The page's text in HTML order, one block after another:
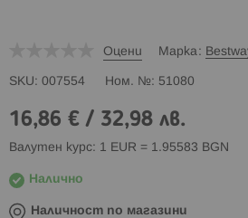
Оцени Марка
SKU 007554 Ном. № 51080
16,86 € / 32,98 лв.
Валутен курс: 1 EUR = 1.95583 BGN
Налично
Наличност по магазини